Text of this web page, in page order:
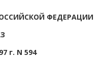
ФЕДЕРАЦИИ
г. N 594